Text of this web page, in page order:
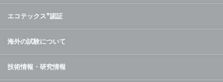
エコテックス®認証
海外の試験について
技術情報・研究情報